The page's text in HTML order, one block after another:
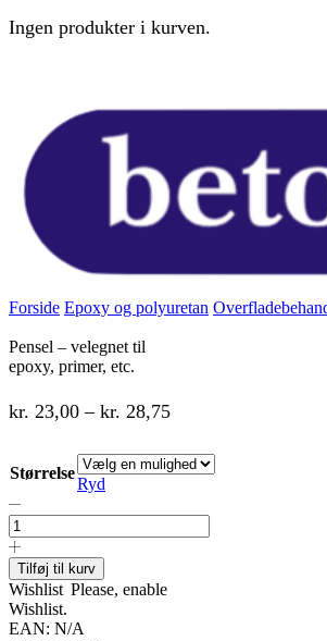
Ingen produkter i kurven.
Forside Epoxy og polyuretan
Pensel – velegnet til
epoxy, primer, etc.
kr. 23,00 – kr. 28,75Prisinterval:
til
Størrelse
Ryd
Pensel
velegnet
til
epoxy,
primer,
etc.
Tilføj til kurv
Wishlist Please, enable
Wishlist.
EAN: N/A